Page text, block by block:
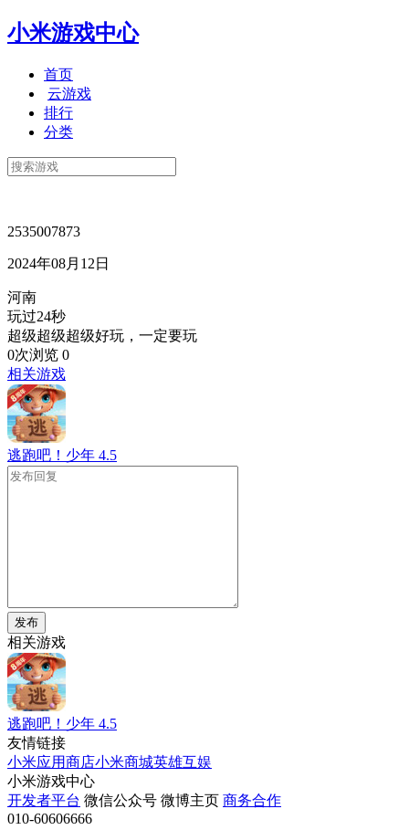
小米游戏中心
首页
云游戏
排行
分类
2535007873
2024年08月12日
河南
玩过24秒
超级超级超级好玩，一定要玩
0次浏览 0
相关游戏
逃跑吧！少年 4.5
发布
相关游戏
逃跑吧！少年 4.5
友情链接
小米应用商店小米商城英雄互娱
小米游戏中心
开发者平台 微信公众号 微博主页 商务合作
010-60606666